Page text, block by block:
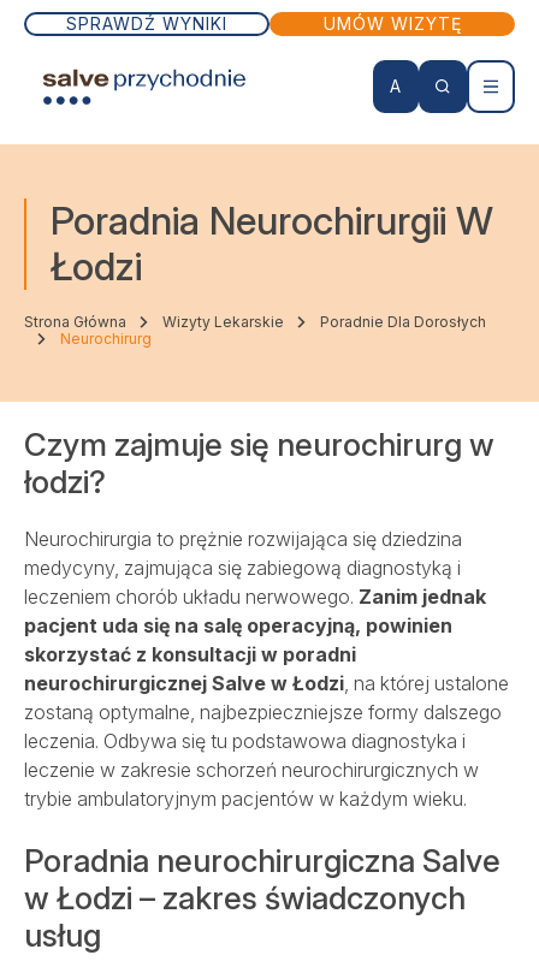
SPRAWDŹ WYNIKI UMÓW WIZYTĘ
A
Wizyty lekarskie
Lekarze
Szpital
Porody
Przychodnie
Kontakt
Poradnia Neurochirurgii W
Łodzi
Strona Główna Wizyty Lekarskie
Poradnie Dla Dorosłych
Neurochirurg
Czym zajmuje się neurochirurg w
łodzi?
Neurochirurgia to prężnie rozwijająca się dziedzina
medycyny, zajmująca się zabiegową diagnostyką i
leczeniem chorób układu nerwowego. Zanim jednak
pacjent uda się na salę operacyjną, powinien
skorzystać z konsultacji w poradni
neurochirurgicznej Salve w Łodzi, na której ustalone
zostaną optymalne, najbezpieczniejsze formy dalszego
leczenia. Odbywa się tu podstawowa diagnostyka i
leczenie w zakresie schorzeń neurochirurgicznych w
trybie ambulatoryjnym pacjentów w każdym wieku.
Poradnia neurochirurgiczna Salve
w Łodzi – zakres świadczonych
usług